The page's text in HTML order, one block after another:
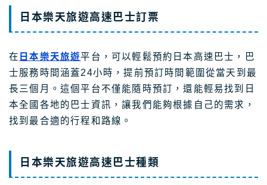
日本樂天旅遊高速巴士訂票
在 日本樂天旅遊平台，可以輕鬆預約日本高速巴士，巴
士服務時間涵蓋24小時，提前預訂時間範圍從當天到最
長三個月。這個平台不僅能隨時預訂，還能輕易找到日
本全國各地的巴士資訊，讓我們能夠根據自己的需求，
找到最合適的行程和路線。
日本樂天旅遊高速巴士種類